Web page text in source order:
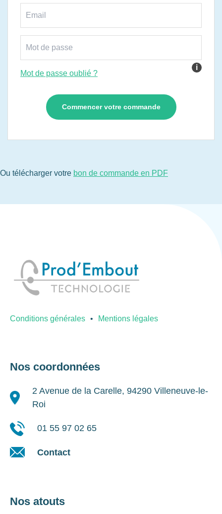
i
Mot de passe oublié ?
Ou télécharger votre bon de commande en PDF
Conditions générales Mentions légales
Nos coordonnées
2 Avenue de la Carelle, 94290 Villeneuve-le-
Roi
01 55 97 02 65
Contact
Nos atouts